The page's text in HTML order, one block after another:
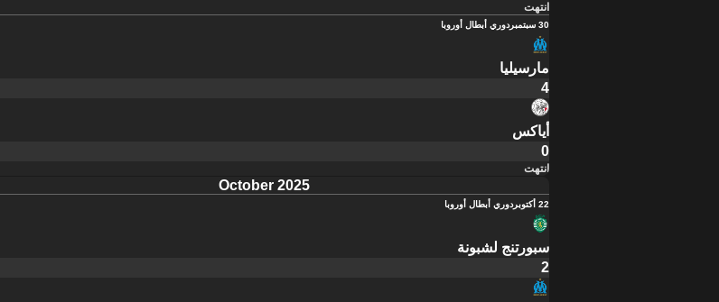
انتهت
30 سبتمبر دوري أبطال أوروبا
مارسيليا
4
أياكس
0
انتهت
October 2025
22 أكتوبر دوري أبطال أوروبا
سبورتنج لشبونة
2